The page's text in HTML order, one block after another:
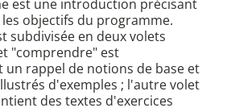
est une introduction précisant
objectifs du programme.
subdivisée en deux volets
"comprendre" est
un rappel de notions de base et
d'exemples ; l'autre volet
des textes d'exercices